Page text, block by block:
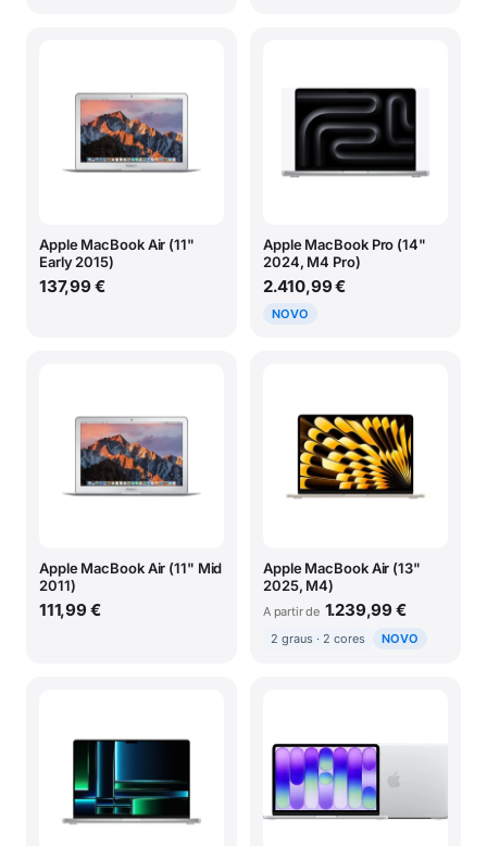
Apple MacBook Air (11"
Early 2015)
137,99 €
Apple MacBook Pro (14"
2024, M4 Pro)
2.410,99 €
NOVO
Apple MacBook Air (11" Mid
2011)
111,99 €
Apple MacBook Air (13"
2025, M4)
A partir de 1.239,99 €
2 graus · 2 cores NOVO